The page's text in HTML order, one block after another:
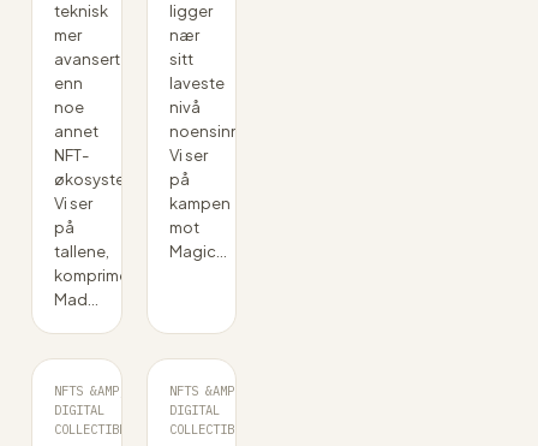
teknisk
mer
avansert
enn
noe
annet
NFT-
økosystem.
Vi ser
på
tallene,
komprimering,
Mad…
ligger
nær
sitt
laveste
nivå
noensinne.
Vi ser
på
kampen
mot
Magic…
NFTS &AMP;
DIGITAL
COLLECTIBLES
NFTS &AMP;
DIGITAL
COLLECTIBLES